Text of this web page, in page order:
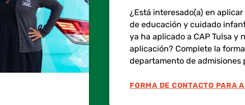
¿Está interesado(a) en
de educación y cuidado
ya ha aplicado a CAP Tulsa y
aplicación? Complete la
departamento de admisiones
FORMA DE CONTACTO PARA